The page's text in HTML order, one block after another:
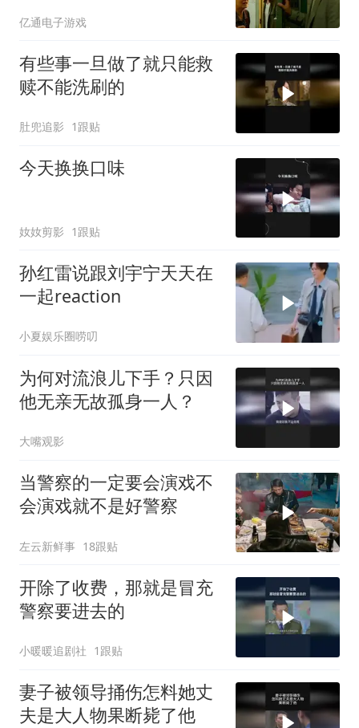
亿通电子游戏
有些事一旦做了就只能救
赎不能洗刷的
肚兜追影 1跟贴
今天换换口味
奻奻剪影 1跟贴
孙红雷说跟刘宇宁天天在
一起reaction
小夏娱乐圈唠叨
为何对流浪儿下手？只因
他无亲无故孤身一人？
大嘴观影
当警察的一定要会演戏不
会演戏就不是好警察
左云新鲜事 18跟贴
开除了收费，那就是冒充
警察要进去的
小暖暖追剧社 1跟贴
妻子被领导捅伤怎料她丈
夫是大人物果断毙了他